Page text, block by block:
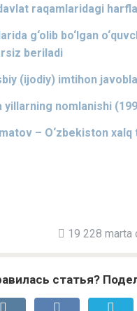
raqamlaridagi
g‘olib bo‘lgan
beriladi
(ijodiy) imtihon
yillarning nomlanishi
– O‘zbekiston
19 228 marta
статья?